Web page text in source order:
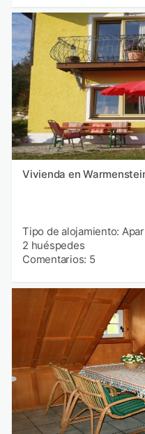
Vivienda en
Tipo de alojamiento:
2 huéspedes
Comentarios: 5